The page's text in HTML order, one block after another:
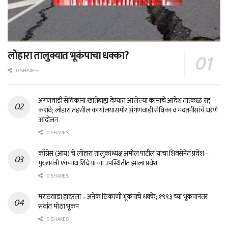
लोहारा तालुक्यात भूकंपाचा धक्का?
0 SHARES
अंगणवाडी सेविकांना खातेबाह्य देण्यात आलेल्या कामांचे आदेश तात्काळ रद्द
करावे; लोहारा तहसील कार्यालयासमोर अंगणवाडी सेविका व मदतनीसांचे धरणे
आंदोलन
0 SHARES
काँग्रेस (आय) चे लोहारा तालुकाध्यक्ष अमोल पाटील यांचा शिवसेनेत प्रवेश –
मुख्यमंत्री एकनाथ शिंदे यांच्या उपस्थितीत झाला प्रवेश
0 SHARES
मराठवाडा हादरला – अनेक ठिकाणी भूकंपाचे धक्के; १९९३ च्या भूकंपानंतर
सर्वात मोठा भूकंप
0 SHARES